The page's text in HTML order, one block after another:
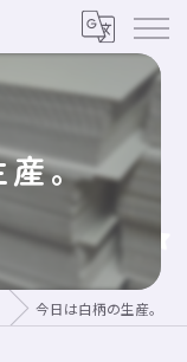
産。
今日は白柄の生産。